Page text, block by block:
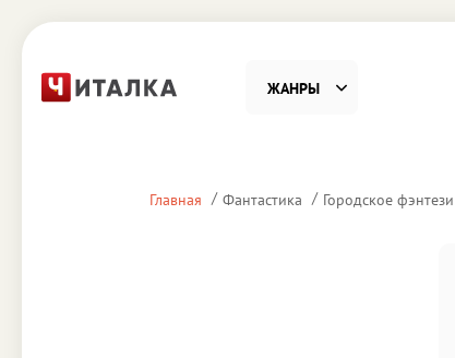
ЖАНРЫ
Главная Фантастика Городское фэнтези